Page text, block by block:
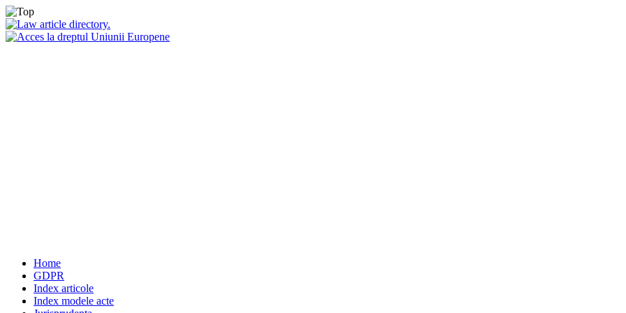
Home
GDPR
Index articole
Index modele acte